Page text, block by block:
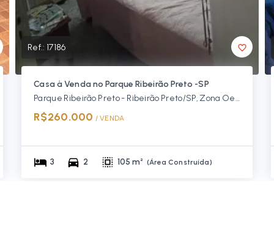
Ref.: 17186
Casa à Venda no Parque Ribeirão Preto -SP
Parque Ribeirão Preto - Ribeirão Preto/SP, Zona Oeste
R$260.000 / VENDA
3 2 105 m² (Área Construída)